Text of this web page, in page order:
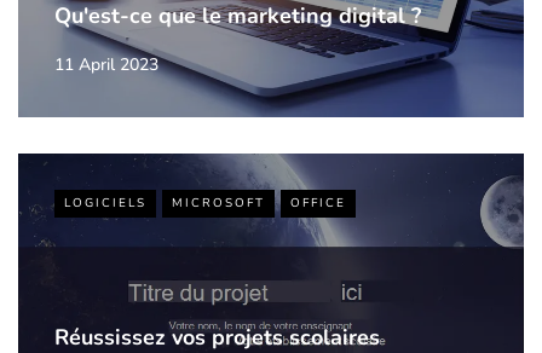
Qu'est-ce que le marketing digital ?
11 April 2023
LOGICIELS MICROSOFT OFFICE
Réussissez vos projets scolaires